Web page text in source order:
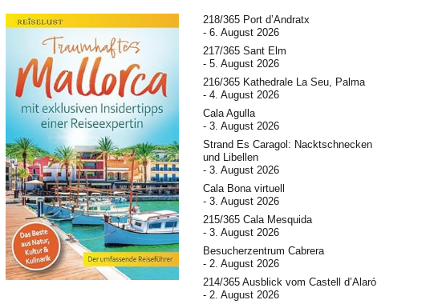
218/365 Port d’Andratx
6. August 2026
217/365 Sant Elm
5. August 2026
216/365 Kathedrale La Seu, Palma
4. August 2026
Cala Agulla
3. August 2026
Strand Es Caragol: Nacktschnecken
und Libellen
3. August 2026
Cala Bona virtuell
3. August 2026
215/365 Cala Mesquida
3. August 2026
Besucherzentrum Cabrera
2. August 2026
214/365 Ausblick vom Castell d’Alaró
2. August 2026